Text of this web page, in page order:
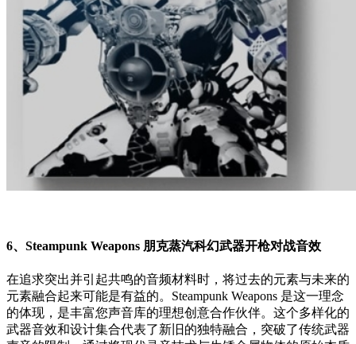
6、Steampunk Weapons 朋克蒸汽科幻武器开枪对战音效
在追求突出并引起共鸣的音频材料时，将过去的元素与未来的
元素融合起来可能是有益的。Steampunk Weapons 是这一理念
的体现，是丰富您声音库的理想创意合作伙伴。这个多样化的
武器音效和设计集合代表了新旧的独特融合，突破了传统武器